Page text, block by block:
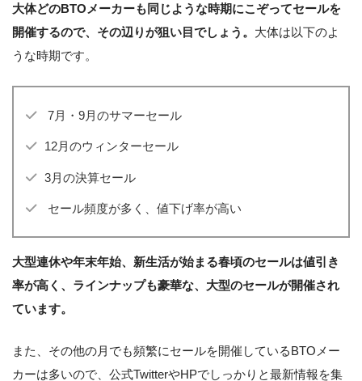
大体どのBTOメーカーも同じような時期にこぞってセールを
開催するので、その辺りが狙い目でしょう。 大体は以下のよ
うな時期です。
7月・9月のサマーセール
12月のウィンターセール
3月の決算セール
セール頻度が多く、値下げ率が高い
大型連休や年末年始、新生活が始まる春頃のセールは値引き
率が高く、ラインナップも豪華な、大型のセールが開催され
ています。
また、その他の月でも頻繁にセールを開催しているBTOメー
カーは多いので、公式TwitterやHPでしっかりと最新情報を集